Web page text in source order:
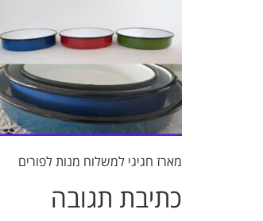
מארז חגיגי למשלוח מנות לפורים
כתיבת תגובה